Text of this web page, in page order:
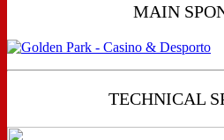
MAIN
TECHNICAL